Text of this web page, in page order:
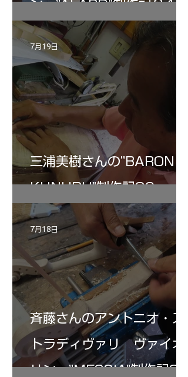
ン ”ALARD"制作記３4
三浦美樹さんの”BARON・
KUNUPU"制作記30
7月19日
斉藤さんのアントニオ・ス
トラディヴァリ ヴァイオ
リン ”MESSIA"制作記32
7月18日